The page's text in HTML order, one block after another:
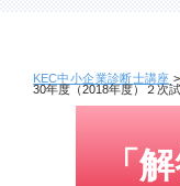
KEC中小企業診断士講座
30年度（2018年度）２次
「